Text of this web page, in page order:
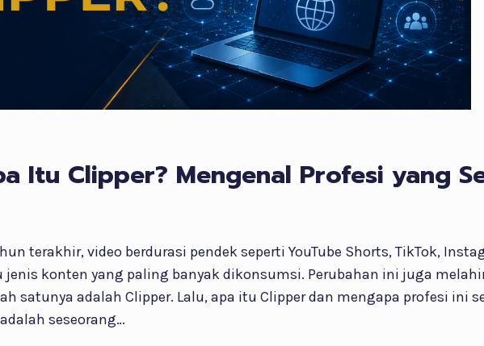
Itu Clipper? Mengenal Profesi yang
terakhir, video berdurasi pendek seperti YouTube Shorts, TikTok,
konten yang paling banyak dikonsumsi. Perubahan ini juga
satunya adalah Clipper. Lalu, apa itu Clipper dan mengapa profesi ini
seseorang…